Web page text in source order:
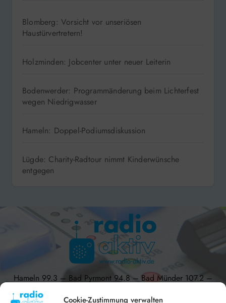
Cookie-Zustimmung verwalten
Blomberg: Vorsicht vor unseriösen
Haustürvertretern!
Holzminden: Jobcenter unter neuer Leiterin
Bodenwerder: Programmänderung beim Lichterfest
wegen Niedrigwasser
Hameln: Doppel-Podiumsdiskussion
Lügde: Charity-Radtour nimmt Kinderwünsche
entgegen
Hameln 99.3 – Bad Pyrmont 94.8 – Bad Münder 107.2 –
DAB+ 9C